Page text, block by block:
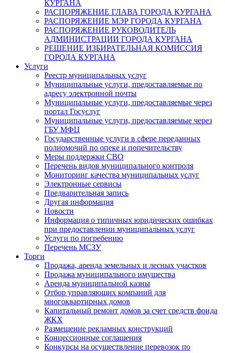
КУРГАНА
РАСПОРЯЖЕНИЕ ГЛАВА ГОРОДА КУРГАНА
РАСПОРЯЖЕНИЕ МЭР ГОРОДА КУРГАНА
РАСПОРЯЖЕНИЕ РУКОВОДИТЕЛЬ
АДМИНИСТРАЦИИ ГОРОДА КУРГАНА
РЕШЕНИЕ ИЗБИРАТЕЛЬНАЯ КОМИССИЯ
ГОРОДА КУРГАНА
Услуги
Реестр муниципальных услуг
Муниципальные услуги, предоставляемые по
адресу электронной почты
Муниципальные услуги, предоставляемые через
портал Госуслуг
Муниципальные услуги, предоставляемые через
ГБУ МФЦ
Государственные услуги в сфере переданных
полномочий по опеке и попечительству
Меры поддержки СВО
Перечень видов муниципального контроля
Мониторинг качества муниципальных услуг
Электронные сервисы
Предварительная запись
Другая информация
Новости
Информация о типичных юридических ошибках
при предоставлении муниципальных услуг
Услуги по погребению
Перечень МСЗУ
Торги
Продажа, аренда земельных и лесных участков
Продажа муниципального имущества
Аренда муниципальной казны
Отбор управляющих компаний для
многоквартирных домов
Капитальный ремонт домов за счет средств фонда
ЖКХ
Размещение рекламных конструкций
Концессионные соглашения
Конкурсы на осуществление перевозок по